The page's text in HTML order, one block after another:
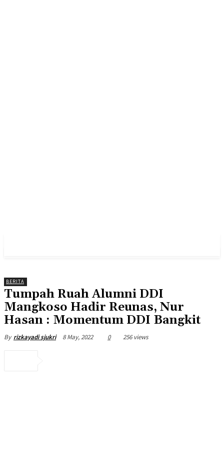
BERITA
Tumpah Ruah Alumni DDI
Mangkoso Hadir Reunas, Nur
Hasan : Momentum DDI Bangkit
By rizkayadi sjukri 8 May, 2022 0 256 views